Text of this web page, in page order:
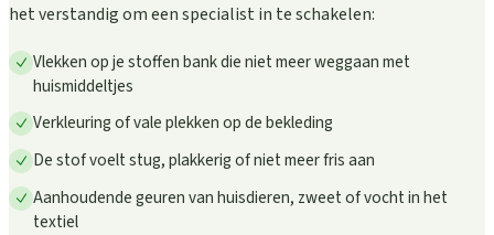
het verstandig om een specialist in te schakelen:
Vlekken op je stoffen bank die niet meer weggaan met
huismiddeltjes
Verkleuring of vale plekken op de bekleding
De stof voelt stug, plakkerig of niet meer fris aan
Aanhoudende geuren van huisdieren, zweet of vocht in het
textiel